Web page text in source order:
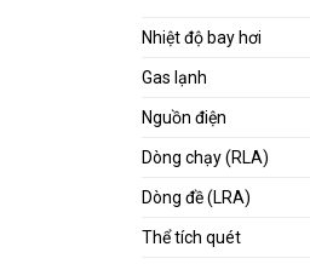
Nhiệt độ bay hơi
Gas lạnh
Nguồn điện
Dòng chạy (RLA)
Dòng đề (LRA)
Thể tích quét